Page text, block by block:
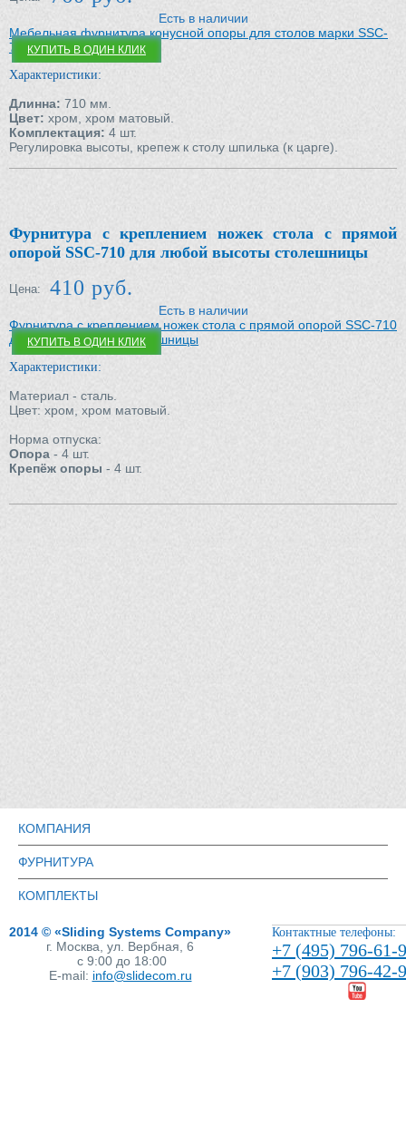
КУПИТЬ В ОДИН КЛИК
Есть в наличии
Мебельная фурнитура конусной опоры для столов марки SSC-
710-D
Характеристики:
Длинна: 710 мм.
Цвет: хром, хром матовый.
Комплектация: 4 шт.
Регулировка высоты, крепеж к столу шпилька (к царге).
Фурнитура с креплением ножек стола с прямой
опорой SSC-710 для любой высоты столешницы
Цена: 410 руб.
КУПИТЬ В ОДИН КЛИК
Есть в наличии
Фурнитура с креплением ножек стола с прямой опорой SSC-710
для любой высоты столешницы
Характеристики:
Материал - сталь.
Цвет: хром, хром матовый.
Норма отпуска:
Опора - 4 шт.
Крепёж опоры - 4 шт.
КОМПАНИЯ
ФУРНИТУРА
КОМПЛЕКТЫ
2014 © «Sliding Systems Company»
г. Москва, ул. Вербная, 6
с 9:00 до 18:00
E-mail: info@slidecom.ru
Контактные телефоны:
+7 (495) 796-61-
+7 (903) 796-42-